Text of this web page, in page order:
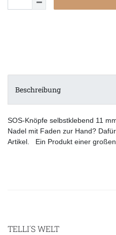
Beschreibung
SOS-Knöpfe selbstklebend 11
Nadel mit Faden zur Hand?
Artikel. Ein Produkt einer
TELLI´S WELT